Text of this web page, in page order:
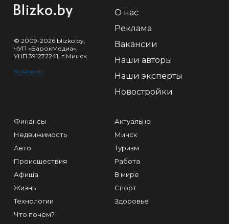
© 2009-2026 blizko.by,
ЧУП «БарокМедиа»,
УНП 391272241, г.Минск
Контакты
О нас
Реклама
Вакансии
Наши авторы
Наши эксперты
Новостройки
Финансы
Недвижимость
Авто
Происшествия
Афиша
Жизнь
Технологии
Что почем?
Актуально
Минск
Туризм
Работа
В мире
Спорт
Здоровье